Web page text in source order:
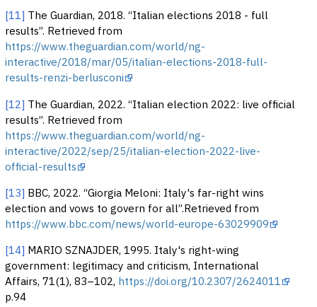
[11] The Guardian, 2018. “Italian elections 2018 - full
results”. Retrieved from
https://www.theguardian.com/world/ng-
interactive/2018/mar/05/italian-elections-2018-full-
results-renzi-berlusconi
[12] The Guardian, 2022. “Italian election 2022: live official
results”. Retrieved from
https://www.theguardian.com/world/ng-
interactive/2022/sep/25/italian-election-2022-live-
official-results
[13] BBC, 2022. “Giorgia Meloni: Italy's far-right wins
election and vows to govern for all”.Retrieved from
https://www.bbc.com/news/world-europe-63029909
[14] MARIO SZNAJDER, 1995. Italy's right-wing
government: legitimacy and criticism, International
Affairs, 71(1), 83–102, https://doi.org/10.2307/2624011
p.94